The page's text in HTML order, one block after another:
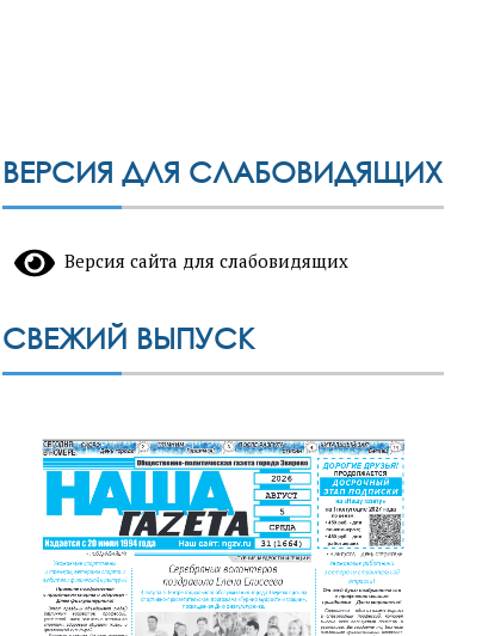
ВЕРСИЯ ДЛЯ СЛАБОВИДЯЩИХ
Версия сайта для слабовидящих
СВЕЖИЙ ВЫПУСК